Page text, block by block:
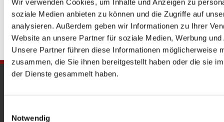
Wir verwenden Cookies, um Inhalte und Anzeigen zu
soziale Medien anbieten zu können und die Zugriffe auf
analysieren. Außerdem geben wir Informationen zu Ihrer
Website an unsere Partner für soziale Medien, Werbung
Unsere Partner führen diese Informationen möglicherweise
zusammen, die Sie ihnen bereitgestellt haben oder die sie
der Dienste gesammelt haben.
Notwendig